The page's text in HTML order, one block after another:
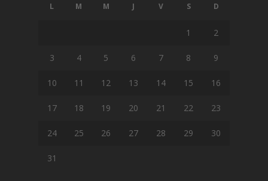
L M M J V S D
1 2
3 4 5 6 7 8 9
10 11 12 13 14 15 16
17 18 19 20 21 22 23
24 25 26 27 28 29 30
31